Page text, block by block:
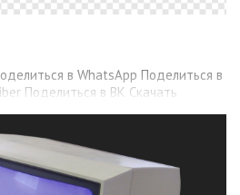
в WhatsApp Поделиться в
Поделиться в ВК Скачать